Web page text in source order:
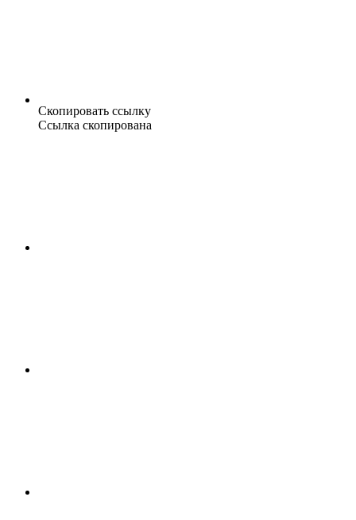
Скопировать ссылку
Ссылка скопирована